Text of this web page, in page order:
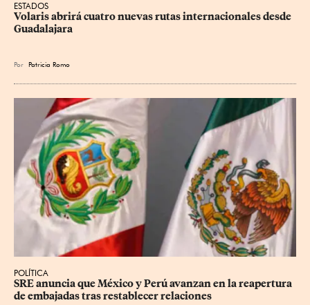
ESTADOS
Volaris abrirá cuatro nuevas rutas internacionales desde
Guadalajara
Por Patricia Romo
POLÍTICA
SRE anuncia que México y Perú avanzan en la reapertura
de embajadas tras restablecer relaciones